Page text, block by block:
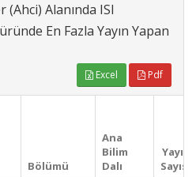
Alanında ISI
En Fazla Yayın Yapan
Excel Pdf
Bölümü
Ana
Bilim
Dalı
Yayın
Sayısı